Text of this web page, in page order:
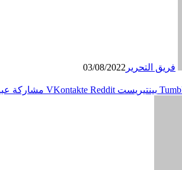
فريق التحرير 03/08/2022
بينتيريست مشاركة